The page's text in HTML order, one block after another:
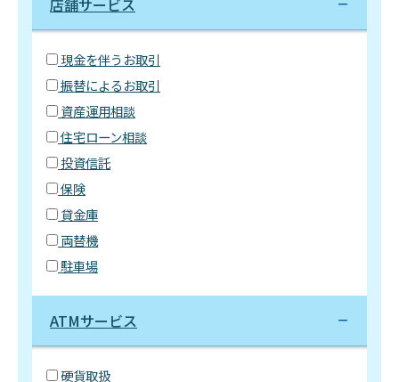
店舗サービス
現金を伴うお取引
振替によるお取引
資産運用相談
住宅ローン相談
投資信託
保険
貸金庫
両替機
駐車場
ATMサービス
硬貨取扱